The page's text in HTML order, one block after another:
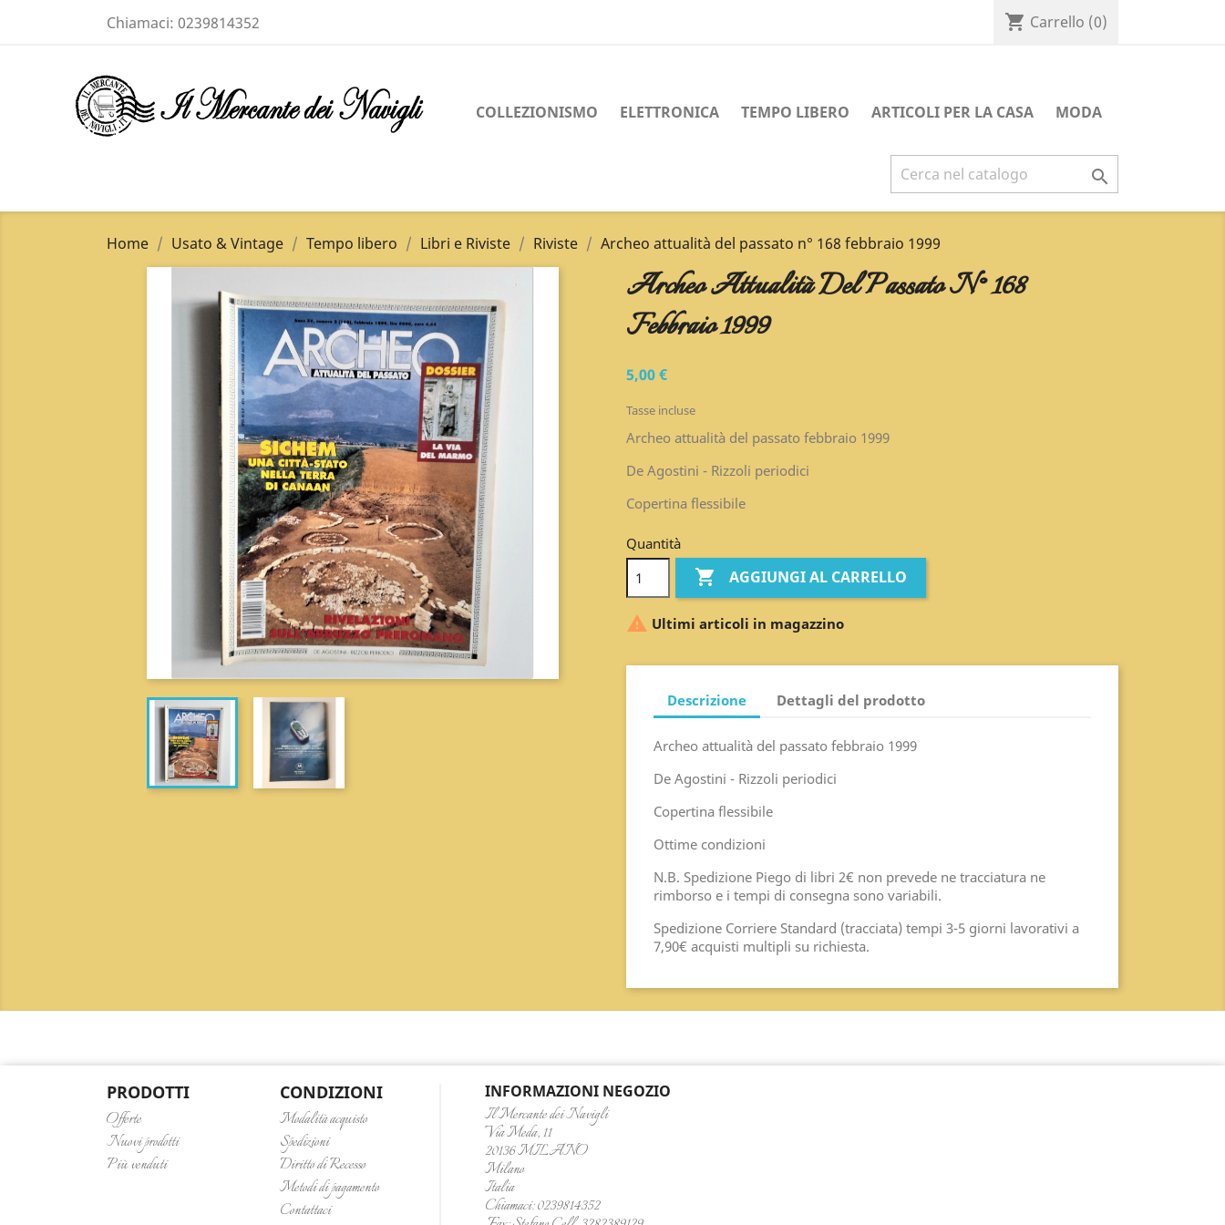
Chiamaci: 0239814352 shopping_cart Carrello (0)
COLLEZIONISMO ELETTRONICA TEMPO LIBERO ARTICOLI PER LA CASA MODA

Home Usato & Vintage Tempo libero Libri e Riviste Riviste Archeo attualità del passato n° 168 febbraio 1999
Archeo Attualità Del Passato N° 168
Febbraio 1999
5,00 €
Tasse incluse
Archeo attualità del passato febbraio 1999
De Agostini - Rizzoli periodici
Copertina flessibile
Quantità
 AGGIUNGI AL CARRELLO
 Ultimi articoli in magazzino
Descrizione Dettagli del prodotto
Archeo attualità del passato febbraio 1999
De Agostini - Rizzoli periodici
Copertina flessibile
Ottime condizioni
N.B. Spedizione Piego di libri 2€ non prevede ne tracciatura ne
rimborso e i tempi di consegna sono variabili.
Spedizione Corriere Standard (tracciata) tempi 3-5 giorni lavorativi a
7,90€ acquisti multipli su richiesta.
PRODOTTI
Offerte
Nuovi prodotti
Più venduti
CONDIZIONI
Modalità acquisto
Spedizioni
Diritto di Recesso
Metodi di pagamento
Contattaci
INFORMAZIONI NEGOZIO
Il Mercante dei Navigli
Via Meda, 11
20136 MILANO
Milano
Italia
Chiamaci:0239814352